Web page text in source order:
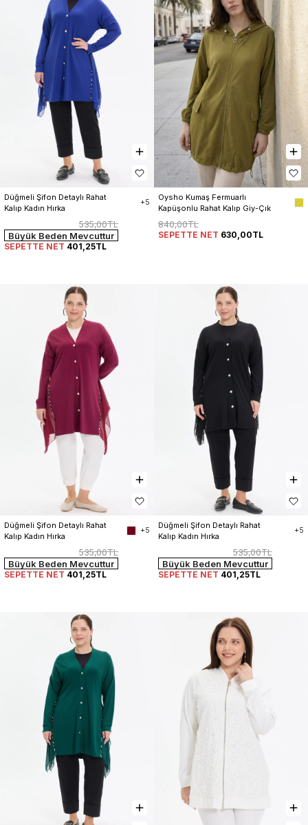
Düğmeli Şifon Detaylı Rahat
Kalıp Kadın Hırka
+5
535,00TL
Büyük Beden Mevcuttur
SEPETTE NET 401,25TL
Oysho Kumaş Fermuarlı
Kapüşonlu Rahat Kalıp Giy-Çık
Kap Hırka Kadın
840,00TL
SEPETTE NET 630,00TL
Düğmeli Şifon Detaylı Rahat
Kalıp Kadın Hırka
+5
535,00TL
Büyük Beden Mevcuttur
SEPETTE NET 401,25TL
Düğmeli Şifon Detaylı Rahat
Kalıp Kadın Hırka
+5
535,00TL
Büyük Beden Mevcuttur
SEPETTE NET 401,25TL